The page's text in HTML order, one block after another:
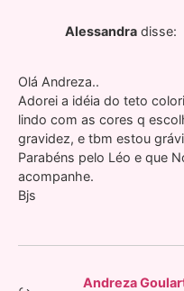
Alessandra disse:
Olá Andreza..
Adorei a idéia do teto
lindo com as cores q
gravidez, e tbm estou
Parabéns pelo Léo e que
acompanhe.
Bjs
Andreza